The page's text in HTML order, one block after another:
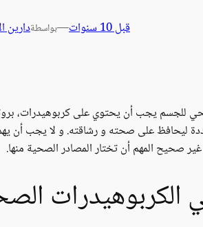
قبل 10 سنوات —بواسطةدارين
للجسم يجب أن يحتوي على كربوهيدرات،
ليحافظ على صحته و رشاقته. و لا يجب أن
صحيح المهم أن تختار المصادر الصحية منها.
الكربوهيدرات